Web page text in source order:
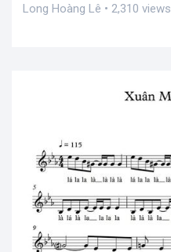
Long Hoàng Lê • 2,310 views